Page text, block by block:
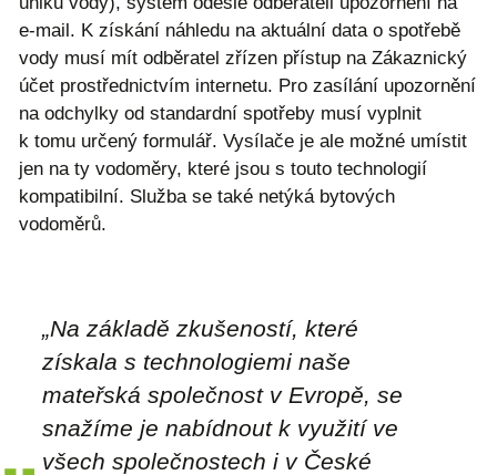
e-mail. K získání náhledu na aktuální data o spotřebě
vody musí mít odběratel zřízen přístup na Zákaznický
účet prostřednictvím internetu. Pro zasílání upozornění
na odchylky od standardní spotřeby musí vyplnit
k tomu určený formulář. Vysílače je ale možné umístit
jen na ty vodoměry, které jsou s touto technologií
kompatibilní. Služba se také netýká bytových
vodoměrů.
„Na základě zkušeností, které
získala s technologiemi naše
mateřská společnost v Evropě, se
snažíme je nabídnout k využití ve
všech společnostech i v České